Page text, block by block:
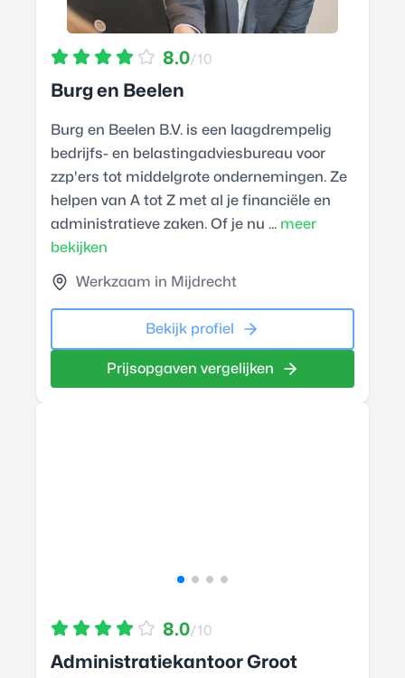
8.0/10
Burg en Beelen
Burg en Beelen B.V. is een laagdrempelig
bedrijfs- en belastingadviesbureau voor
zzp'ers tot middelgrote ondernemingen. Ze
helpen van A tot Z met al je financiële en
administratieve zaken. Of je nu ... meer
bekijken
Werkzaam in Mijdrecht
Bekijk profiel
Prijsopgaven vergelijken
8.0/10
Administratiekantoor Groot